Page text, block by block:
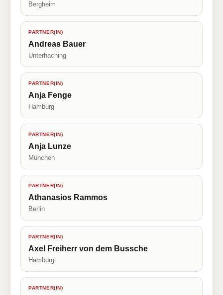
Bergheim
PARTNER(IN)
Andreas Bauer
Unterhaching
PARTNER(IN)
Anja Fenge
Hamburg
PARTNER(IN)
Anja Lunze
München
PARTNER(IN)
Athanasios Rammos
Berlin
PARTNER(IN)
Axel Freiherr von dem Bussche
Hamburg
PARTNER(IN)